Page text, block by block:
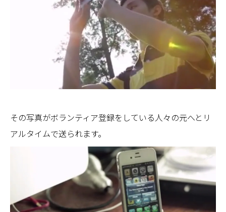
その写真がボランティア登録をしている人々の元へとリ
アルタイムで送られます。